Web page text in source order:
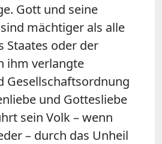
Gott und seine
mächtiger als alle
Staates oder der
ihm verlangte
Gesellschaftsordnung
und Gottesliebe
sein Volk – wenn
– durch das Unheil